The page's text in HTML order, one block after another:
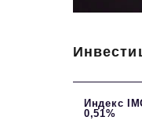
Индекс
0,51%